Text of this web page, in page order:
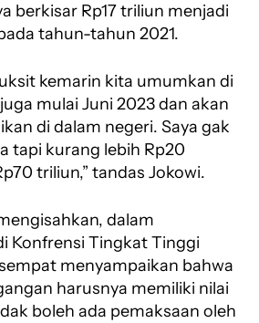
berkisar Rp17 triliun menjadi
tahun-tahun 2021.
kemarin kita umumkan di
mulai Juni 2023 dan akan
di dalam negeri. Saya gak
tapi kurang lebih Rp20
triliun,” tandas Jokowi.
dalam
Konfrensi Tingkat Tinggi
menyampaikan bahwa
harusnya memiliki nilai
boleh ada pemaksaan oleh